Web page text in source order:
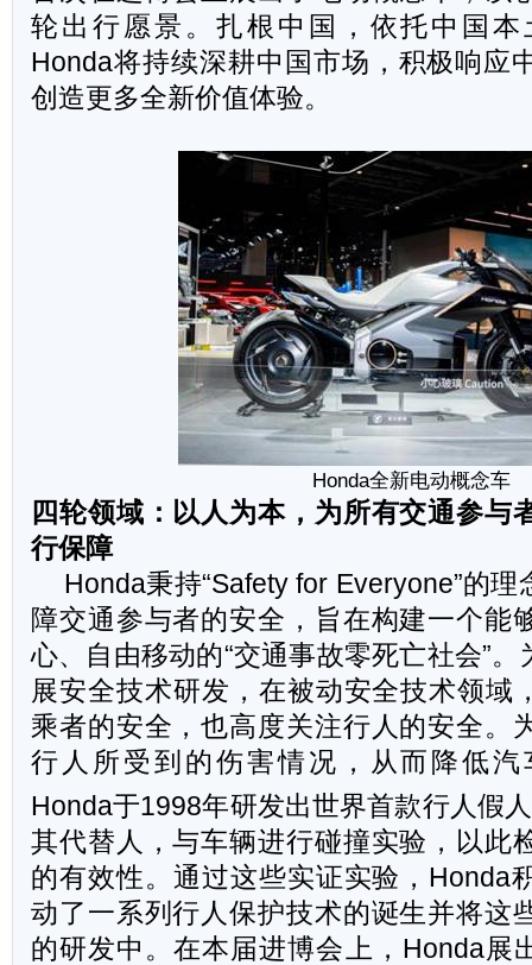
轮出行愿景。扎根中国，依托中国
Honda将持续深耕中国市场，积极响应
创造更多全新价值体验。
Honda全新电动概念车
四轮领域：以人为本，为所有交通参与
行保障
Honda秉持“Safety for Everyone”的
障交通参与者的安全，旨在构建一个能
心、自由移动的“交通事故零死亡社会”
展安全技术研发，在被动安全技术领域
乘者的安全，也高度关注行人的安全。
行人所受到的伤害情况，从而降低
Honda于1998年研发出世界首款行人假
其代替人，与车辆进行碰撞实验，以此
的有效性。通过这些实证实验，Honda
动了一系列行人保护技术的诞生并将这
的研发中。在本届进博会上，Honda展